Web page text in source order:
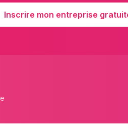
Inscrire mon entreprise